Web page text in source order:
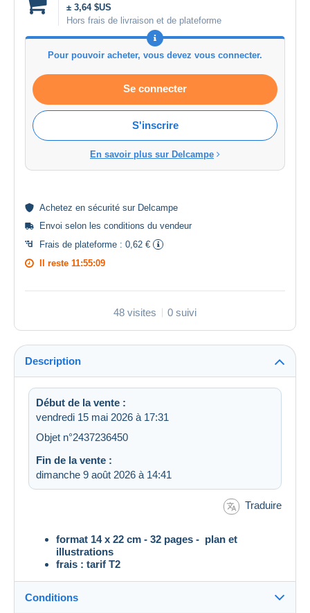
± 3,64 $US
Hors frais de livraison et de plateforme
Pour pouvoir acheter, vous devez vous connecter.
Se connecter
S'inscrire
En savoir plus sur Delcampe
Achetez en sécurité sur Delcampe
Envoi selon les conditions du vendeur
Frais de plateforme : 0,62 €
Il reste 11:55:09
48 visites 0 suivi
Description
Début de la vente :
vendredi 15 mai 2026 à 17:31
Objet n°2437236450
Fin de la vente :
dimanche 9 août 2026 à 14:41
Traduire
format 14 x 22 cm - 32 pages - plan et
illustrations
frais : tarif T2
Conditions